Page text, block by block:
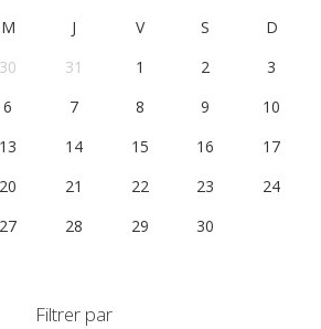
M J V S
D
30 31 1 2
3
6 7 8 9
10
13 14 15 16
17
20 21 22 23
24
27 28 29 30
Filtrer par